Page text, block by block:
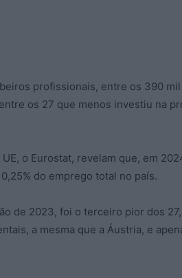
profissionais, entre os 390
os 27 que menos investiu na
o Eurostat, revelam que, em
do emprego total no país.
de 2023, foi o terceiro pior dos
a mesma que a Áustria, e